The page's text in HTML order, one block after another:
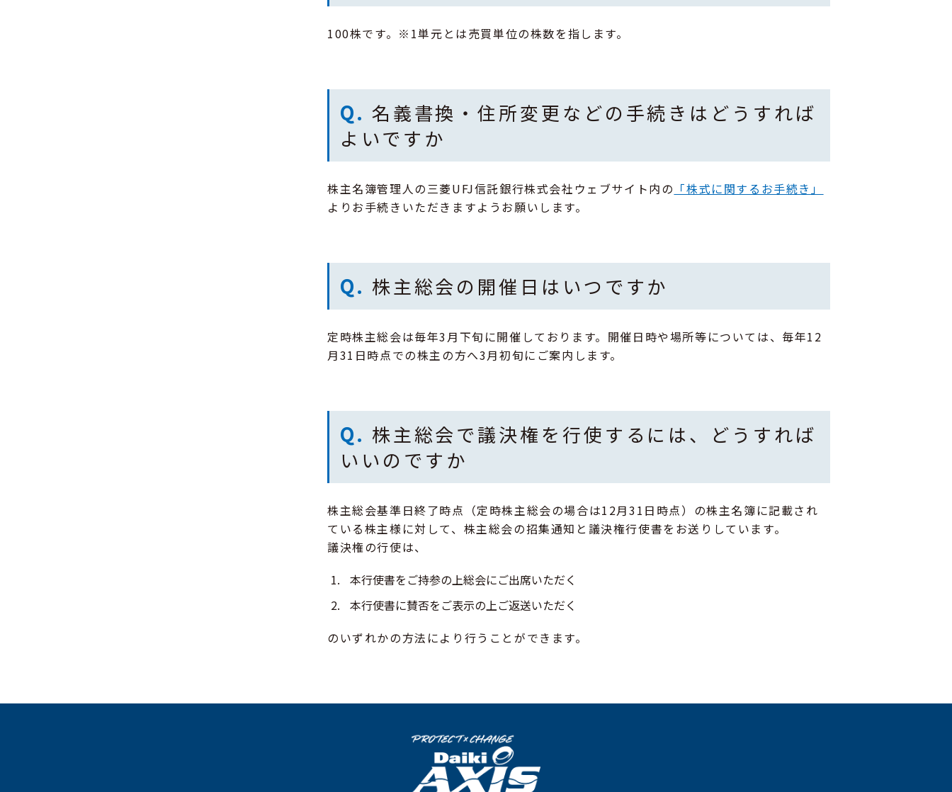
100株です。※1単元とは売買単位の株数を指します。
Q. 名義書換・住所変更などの手続きはどうすれば
よいですか
株主名簿管理人の三菱UFJ信託銀行株式会社ウェブサイト内の 「株式に関するお手続き」
よりお手続きいただきますようお願いします。
Q. 株主総会の開催日はいつですか
定時株主総会は毎年3月下旬に開催しております。開催日時や場所等については、毎年12
月31日時点での株主の方へ3月初旬にご案内します。
Q. 株主総会で議決権を行使するには、どうすれば
いいのですか
株主総会基準日終了時点（定時株主総会の場合は12月31日時点）の株主名簿に記載され
ている株主様に対して、株主総会の招集通知と議決権行使書をお送りしています。
議決権の行使は、
本行使書をご持参の上総会にご出席いただく
本行使書に賛否をご表示の上ご返送いただく
のいずれかの方法により行うことができます。